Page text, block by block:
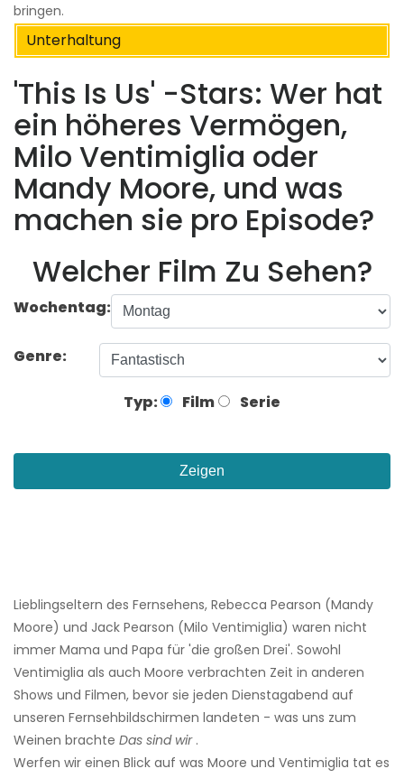
bringen.
Unterhaltung
'This Is Us' -Stars: Wer hat
ein höheres Vermögen,
Milo Ventimiglia oder
Mandy Moore, und was
machen sie pro Episode?
Welcher Film Zu Sehen?
Wochentag:
Genre:
Typ: Film Serie
Zeigen
Lieblingseltern des Fernsehens, Rebecca Pearson (Mandy
Moore) und Jack Pearson (Milo Ventimiglia) waren nicht
immer Mama und Papa für 'die großen Drei'. Sowohl
Ventimiglia als auch Moore verbrachten Zeit in anderen
Shows und Filmen, bevor sie jeden Dienstagabend auf
unseren Fernsehbildschirmen landeten - was uns zum
Weinen brachte Das sind wir.
Werfen wir einen Blick auf was Moore und Ventimiglia tat es